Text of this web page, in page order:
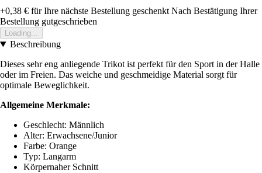
+0,38 € für Ihre nächste Bestellung geschenkt Nach Bestätigung Ihrer
Bestellung gutgeschrieben
Loading...
Beschreibung
Dieses sehr eng anliegende Trikot ist perfekt für den Sport in der Halle
oder im Freien. Das weiche und geschmeidige Material sorgt für
optimale Beweglichkeit.
Allgemeine Merkmale:
Geschlecht: Männlich
Alter: Erwachsene/Junior
Farbe: Orange
Typ: Langarm
Körpernaher Schnitt